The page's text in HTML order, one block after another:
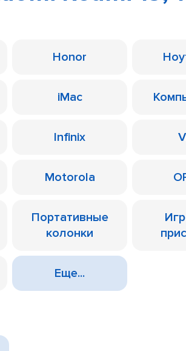
Honor
iMac
Infinix
Motorola
Портативные
колонки
Еще...